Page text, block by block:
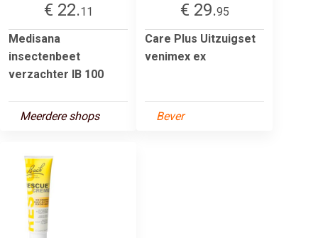
€ 22.11
Medisana
insectenbeet
verzachter IB 100
Meerdere shops
€ 29.95
Care Plus Uitzuigset
venimex ex
Bever